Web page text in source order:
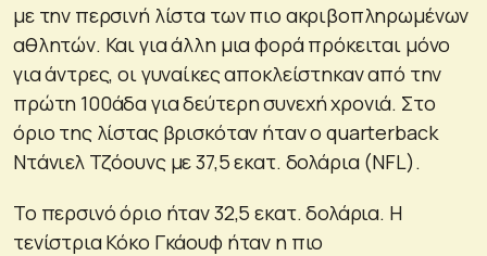
με την περσινή λίστα των πιο ακριβοπληρωμένων
αθλητών. Και για άλλη μια φορά πρόκειται μόνο
για άντρες, οι γυναίκες αποκλείστηκαν από την
πρώτη 100άδα για δεύτερη συνεχή χρονιά. Στο
όριο της λίστας βρισκόταν ήταν ο quarterback
Ντάνιελ Τζόουνς με 37,5 εκατ. δολάρια (NFL).
Το περσινό όριο ήταν 32,5 εκατ. δολάρια. Η
τενίστρια Κόκο Γκάουφ ήταν η πιο